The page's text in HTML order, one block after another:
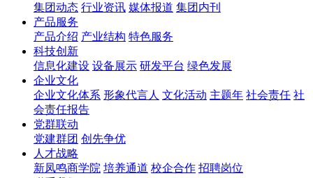
集团动态 行业资讯 媒体报道 集团内刊
产品服务
产品介绍 产业结构 特色服务
科技创新
信息化建设 设备展示 研发平台 绿色发展
企业文化
企业文化体系 形象代言人 文化活动 主题年 社会责任 社
会责任报告
党群联动
党建群团 创先争优
人才战略
新凤鸣商学院 培养通道 校企合作 招聘岗位